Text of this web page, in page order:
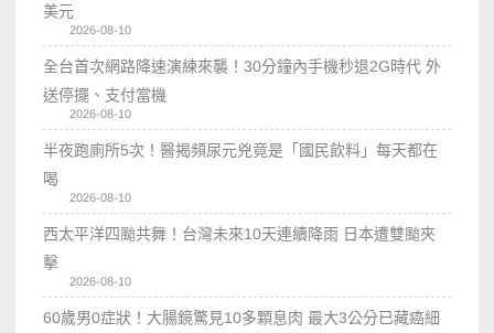
美元
2026-08-10
全台首次網路降速演練來襲！30分鐘內手機秒退2G時代 外
送停擺、支付當機
2026-08-10
半夜跑廁所5次！醫揭頻尿元兇竟是「國民飲料」每天都在
喝
2026-08-10
西太平洋四颱共舞！台灣未來10天連續降雨 日本遭雙颱夾
擊
2026-08-10
60歲男0症狀！大腸鏡驚見10多顆息肉 最大3公分已藏癌細